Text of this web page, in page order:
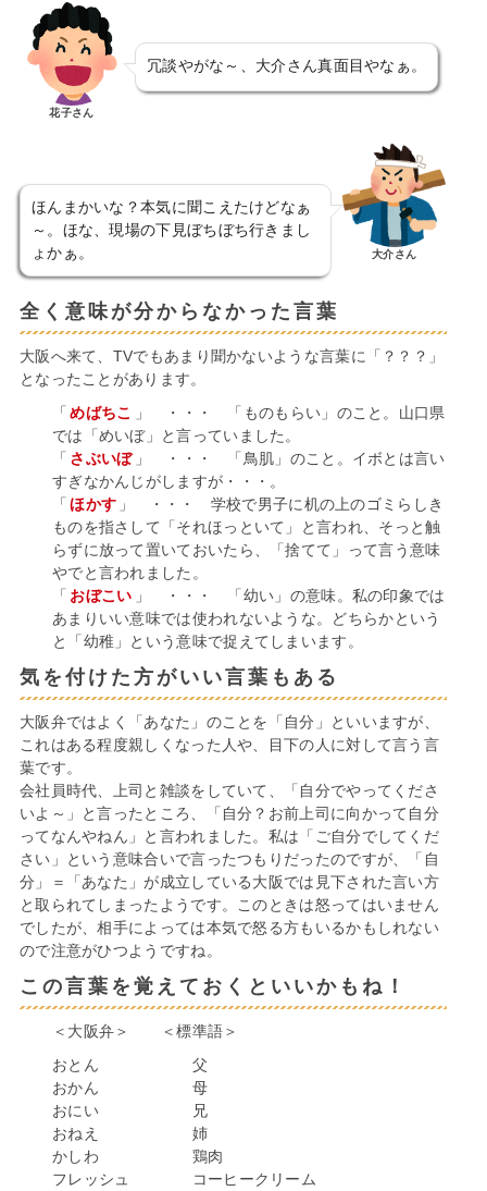
花子さん
冗談やがな～、大介さん真面目やなぁ。
ほんまかいな？本気に聞こえたけどなぁ
～。ほな、現場の下見ぼちぼち行きまし
ょかぁ。
大介さん
全く意味が分からなかった言葉
大阪へ来て、TVでもあまり聞かないような言葉に「？？？」
となったことがあります。
「 めばちこ
」 ・・・ 「ものもらい」のこと。山口県
では「めいぼ」と言っていました。
「 さぶいぼ 」 ・・・ 「鳥肌」のこと。イボとは言い
すぎなかんじがしますが・・・。
「 ほかす 」 ・・・ 学校で男子に机の上のゴミらしき
ものを指さして「それほっといて」と言われ、そっと触
らずに放って置いておいたら、「捨てて」って言う意味
やでと言われました。
「 おぼこい 」 ・・・ 「幼い」の意味。私の印象では
あまりいい意味では使われないような。どちらかという
と「幼稚」という意味で捉えてしまいます。
気を付けた方がいい言葉もある
大阪弁ではよく「あなた」のことを「自分」といいますが、
これはある程度親しくなった人や、目下の人に対して言う言
葉です。
会社員時代、上司と雑談をしていて、「自分でやってくださ
いよ～」と言ったところ、「自分？お前上司に向かって自分
ってなんやねん」と言われました。私は「ご自分でしてくだ
さい」という意味合いで言ったつもりだったのですが、「自
分」＝「あなた」が成立している大阪では見下された言い方
と取られてしまったようです。このときは怒ってはいません
でしたが、相手によっては本気で怒る方もいるかもしれない
ので注意がひつようですね。
この言葉を覚えておくといいかもね！
＜大阪弁＞ ＜標準語＞
おとん 父
おかん 母
おにい 兄
おねえ 姉
かしわ 鶏肉
フレッシュ コーヒークリーム